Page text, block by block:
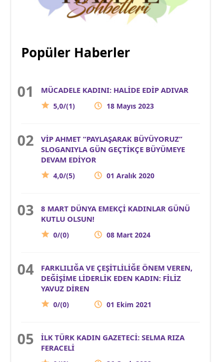
Popüler Haberler
MÜCADELE KADINI: HALİDE EDİP ADIVAR
5,0/(1) 18 Mayıs 2023
VİP AHMET “PAYLAŞARAK BÜYÜYORUZ”
SLOGANIYLA GÜN GEÇTİKÇE BÜYÜMEYE
DEVAM EDİYOR
4,0/(5) 01 Aralık 2020
8 MART DÜNYA EMEKÇİ KADINLAR GÜNÜ
KUTLU OLSUN!
0/(0) 08 Mart 2024
FARKLILIĞA VE ÇEŞİTLİLİĞE ÖNEM VEREN,
DEĞİŞİME LİDERLİK EDEN KADIN: FİLİZ
YAVUZ DİREN
0/(0) 01 Ekim 2021
İLK TÜRK KADIN GAZETECİ: SELMA RIZA
FERACELİ